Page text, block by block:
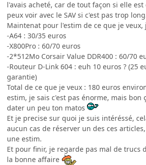
l'avais acheté, car de tout façon si elle
peux voir avec le SAV si c'est pas trop
Maintenat pour l'estim de ce que je veux,
-A64 : 30/35 euros
-X800Pro : 60/70 euros
-2*512Mo Corsair Value DDR400 : 60/70
-Routeur D-Link 604 : euh 10 euros ? (25
garantie)
Total de ce que je veux : 180 euros
estim, je sais c'est pas énorme, mais bon
dater un peu ton matos
Et je precise sur quoi je suis intéréssé,
aucun cas de réserver un des ces
une estim.
Et pour finir, je regarde pas mal de trucs
la bonne affaire